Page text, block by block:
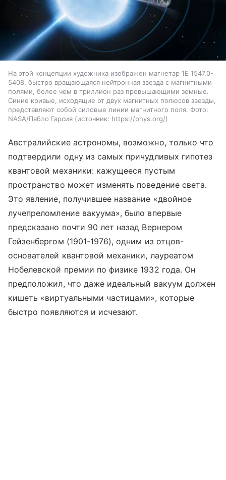
На этой концепции художника изображен магнетар 1E 1547.0-
5408, быстро вращающаяся нейтронная звезда с магнитными
полями, более чем в триллион раз превышающими земные.
Синие кривые, исходящие от двух магнитных полюсов звезды,
представляют собой силовые линии магнитного поля. Фото:
NASA/Пабло Гарсия
источник: https://phys.org/
Австралийские астрономы, возможно, только что
подтвердили одну из самых причудливых гипотез
квантовой механики: кажущееся пустым
пространство может изменять поведение света.
Это явление, получившее название «двойное
лучепреломление вакуума», было впервые
предсказано почти 90 лет назад Вернером
Гейзенбергом (1901-1976), одним из отцов-
основателей квантовой механики, лауреатом
Нобелевской премии по физике 1932 года. Он
предположил, что даже идеальный вакуум должен
кишеть «виртуальными частицами», которые
быстро появляются и исчезают.